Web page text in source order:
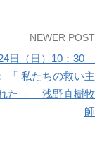
NEWER POST
日（日）10：30
私たちの救い主
た 」 浅野直樹牧
師